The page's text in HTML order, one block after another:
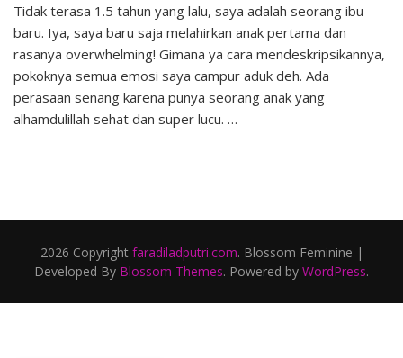
Seimbang
Setelah
Menjadi
Ibu
dengan
Pristine
Tidak terasa 1.5 tahun yang lalu, saya adalah seorang ibu
baru. Iya, saya baru saja melahirkan anak pertama dan
rasanya overwhelming! Gimana ya cara mendeskripsikannya,
pokoknya semua emosi saya campur aduk deh. Ada
perasaan senang karena punya seorang anak yang
alhamdulillah sehat dan super lucu. …
2026 Copyright faradiladputri.com. Blossom Feminine |
Developed By Blossom Themes. Powered by WordPress.